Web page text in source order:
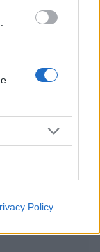
Policy